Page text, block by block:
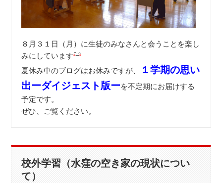
８月３１日（月）に生徒のみなさんと会うことを楽し
みにしています
夏休み中のブログはお休みですが、
１学期の思い
出ーダイジェスト版ーを不定期にお届けする
予定です。
ぜひ、ご覧ください。
校外学習（水窪の空き家の現状につい
て）